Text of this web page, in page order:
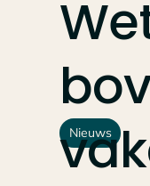
Nieuws